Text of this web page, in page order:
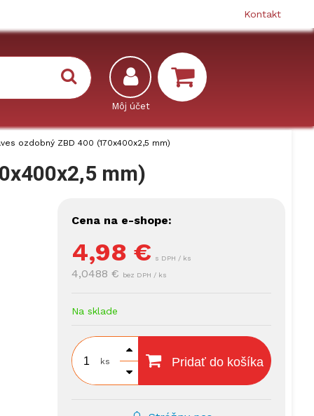
Kontakt
ozdobný ZBD 400 (170x400x2,5 mm)
mm)
Cena na e-shope:
4,98 € s DPH / ks
4,0488 € bez DPH / ks
Na sklade
ks Pridať do košíka